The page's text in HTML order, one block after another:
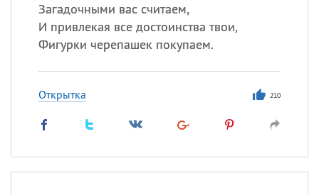
Загадочными вас считаем,
И привлекая все достоинства твои,
Фигурки черепашек покупаем.
Открытка 210